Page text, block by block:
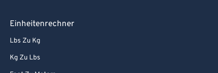
Einheitenrechner
Lbs Zu Kg
Kg Zu Lbs